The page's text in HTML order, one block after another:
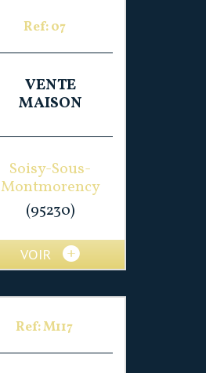
Ref: 07
VENTE
MAISON
Soisy-Sous-
Montmorency
(95230)
VOIR
Ref: M117